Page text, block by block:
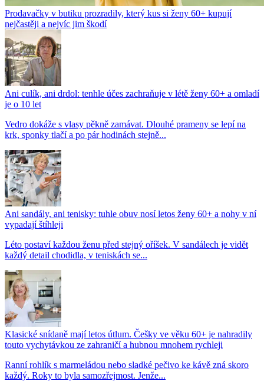
Prodavačky v butiku prozradily, který kus si ženy 60+ kupují
nejčastěji a nejvíc jim škodí
Ani culík, ani drdol: tenhle účes zachraňuje v létě ženy 60+ a omladí
je o 10 let
Vedro dokáže s vlasy pěkně zamávat. Dlouhé prameny se lepí na
krk, sponky tlačí a po pár hodinách stejně...
Ani sandály, ani tenisky: tuhle obuv nosí letos ženy 60+ a nohy v ní
vypadají štíhleji
Léto postaví každou ženu před stejný oříšek. V sandálech je vidět
každý detail chodidla, v teniskách se...
Klasické snídaně mají letos útlum. Češky ve věku 60+ je nahradily
touto vychytávkou ze zahraničí a hubnou mnohem rychleji
Ranní rohlík s marmeládou nebo sladké pečivo ke kávě zná skoro
každý. Roky to byla samozřejmost. Jenže...